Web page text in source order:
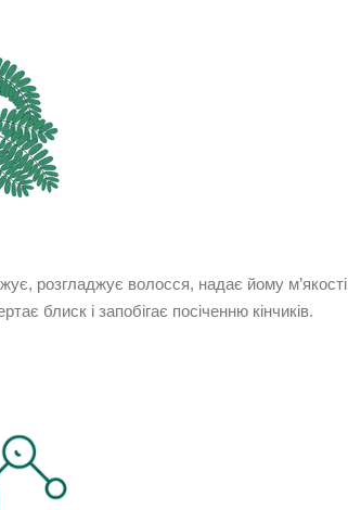
розгладжує волосся, надає йому м’якості
блиск і запобігає посіченню кінчиків.